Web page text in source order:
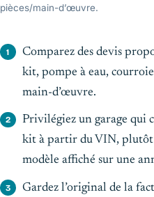
pièces/main-d’œuvre.
Comparez des devis
kit, pompe à eau, courroie
main-d’œuvre.
Privilégiez un garage qui
kit à partir du VIN, plutôt
modèle affiché sur une
Gardez l’original de la